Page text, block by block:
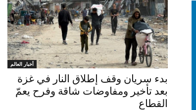
أخبار العالم
بدء سريان وقف إطلاق النار في غزة
بعد تأخير ومفاوضات شاقة وفرح يعمّ
القطاع